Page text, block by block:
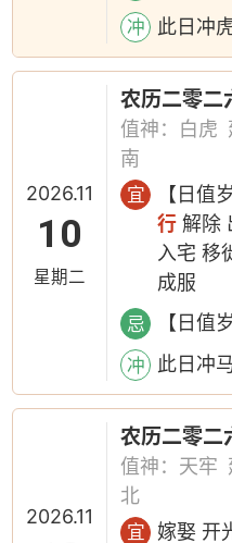
冲 此日冲
2026.11
10
星期二
农历二零二
值神：白虎
南
宜 【日值
行 解除
入宅 移
成服
忌 【日值
冲 此日冲
2026.11
农历二零二
值神：天牢
北
宜 嫁娶 开